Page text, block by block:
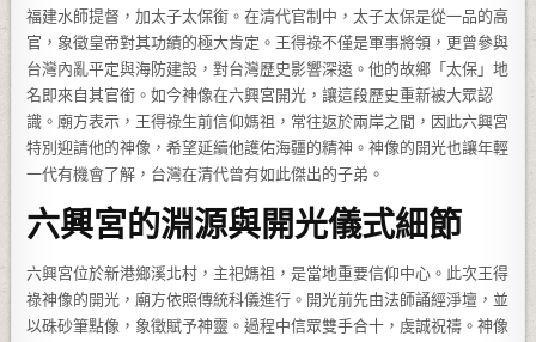
福建水師提督，加太子太保銜。在清代官制中，太子太保是從一品的高
官，象徵皇帝對其功績的極大肯定。王得祿不僅是軍事將領，更曾參與
台灣內亂平定與海防建設，對台灣歷史影響深遠。他的故鄉「太保」地
名即來自其官銜。如今神像在六興宮開光，讓這段歷史重新被大眾認
識。廟方表示，王得祿生前信仰媽祖，常往返於兩岸之間，因此六興宮
特別迎請他的神像，希望延續他護佑海疆的精神。神像的開光也讓年輕
一代有機會了解，台灣在清代曾有如此傑出的子弟。
六興宮的淵源與開光儀式細節
六興宮位於新港鄉溪北村，主祀媽祖，是當地重要信仰中心。此次王得
祿神像的開光，廟方依照傳統科儀進行。開光前先由法師誦經淨壇，並
以硃砂筆點像，象徵賦予神靈。過程中信眾雙手合十，虔誠祝禱。神像